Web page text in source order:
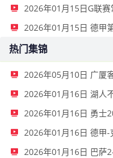
2026年01月15日 德甲
热门集锦